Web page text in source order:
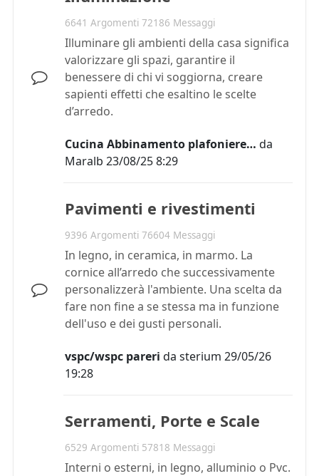
6641 Argomenti 72186 Messaggi
Illuminare gli ambienti della casa significa
valorizzare gli spazi, garantire il
benessere di chi vi soggiorna, creare
sapienti effetti che esaltino le scelte
d’arredo.
Cucina Abbinamento plafoniere… da
Maralb 23/08/25 8:29
Pavimenti e rivestimenti
9396 Argomenti 76604 Messaggi
In legno, in ceramica, in marmo. La
cornice all’arredo che successivamente
personalizzerà l'ambiente. Una scelta da
fare non fine a se stessa ma in funzione
dell'uso e dei gusti personali.
vspc/wspc pareri da sterium 29/05/26
19:28
Serramenti, Porte e Scale
6529 Argomenti 57818 Messaggi
Interni o esterni, in legno, alluminio o Pvc.